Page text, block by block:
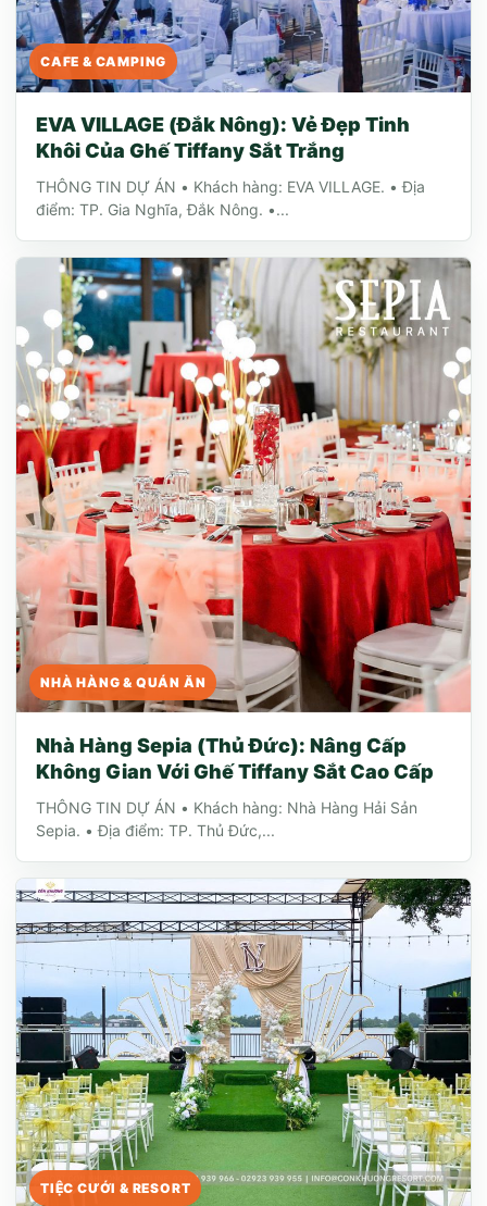
CAFE & CAMPING
EVA VILLAGE (Đắk Nông): Vẻ Đẹp Tinh
Khôi Của Ghế Tiffany Sắt Trắng
THÔNG TIN DỰ ÁN • Khách hàng: EVA VILLAGE. • Địa
điểm: TP. Gia Nghĩa, Đắk Nông. •...
NHÀ HÀNG & QUÁN ĂN
Nhà Hàng Sepia (Thủ Đức): Nâng Cấp
Không Gian Với Ghế Tiffany Sắt Cao Cấp
THÔNG TIN DỰ ÁN • Khách hàng: Nhà Hàng Hải Sản
Sepia. • Địa điểm: TP. Thủ Đức,...
TIỆC CƯỚI & RESORT